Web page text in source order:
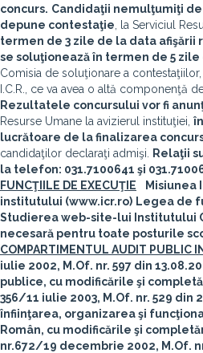
concurs. Candidaţii nemulţumiţi
depune contestaţie , la Serviciul
termen de 3 zile de la data afişării
se soluţionează în termen de 5
Comisia de soluţionare a
I.C.R., ce va avea o altă componenţă
Rezultatele concursului vor fi
Resurse Umane la avizierul instituţiei,
lucrătoare de la finalizarea
candidaţilor declaraţi admişi.
Relaţii
la telefon: 031.7100641 şi
FUNCŢIILE DE EXECUŢIE
Misiunea
institutului (www.icr.ro) Legea de
Studierea web-site-lui Institutului
necesară pentru toate posturile
COMPARTIMENTUL AUDIT PUBLIC
iulie 2002, M.Of. nr. 597 din
publice, cu modificările şi
356/11 iulie 2003, M.Of. nr. 529 din
înfiinţarea, organizarea şi
Român, cu modificările şi
nr.672/19 decembrie 2002, M.Of.